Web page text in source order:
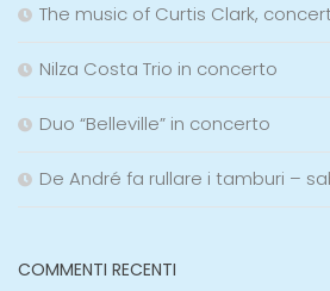
The music of Curtis Clark,
Nilza Costa Trio in concerto
Duo “Belleville” in concerto
De André fa rullare i tamburi –
COMMENTI RECENTI